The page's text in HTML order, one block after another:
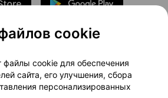
Новости проекта
Медицинский маркетинг
договор
Доставка
cookie
файлы cookie для обеспечения
сайта, его улучшения, сбора
персонализированных